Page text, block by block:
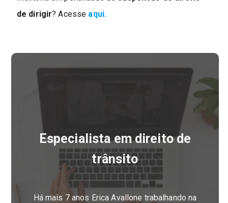
de dirigir? Acesse aqui.
Especialista em direito de
trânsito
Há mais 7 anos Erica Avallone trabalhando na